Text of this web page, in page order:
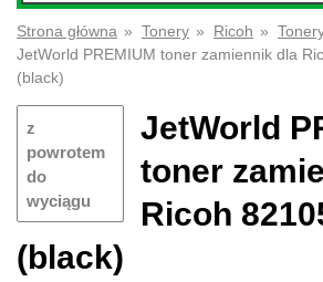
Strona główna » Tonery » Ricoh »
JetWorld PREMIUM toner zamiennik dla
(black)
z
powrotem
do
wyciągu
JetWorld
toner
Ricoh
(black)